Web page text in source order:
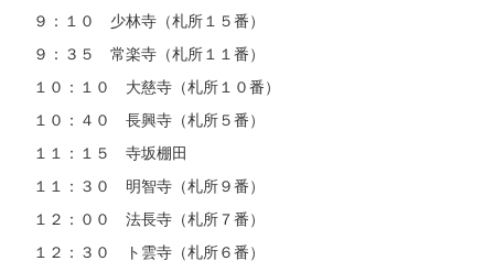
９：１０ 少林寺（札所１５番）
９：３５ 常楽寺（札所１１番）
１０：１０ 大慈寺（札所１０番）
１０：４０ 長興寺（札所５番）
１１：１５ 寺坂棚田
１１：３０ 明智寺（札所９番）
１２：００ 法長寺（札所７番）
１２：３０ ト雲寺（札所６番）